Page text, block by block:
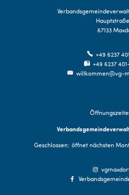
67133
+49 6237
+49 6237
willkommen@vg-
Klicken, um weitere Öffnungs-
Geschlossen: öffnet nächsten